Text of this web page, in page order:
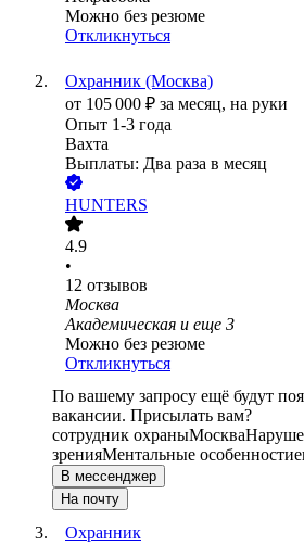
Можно без резюме
Откликнуться
Охранник (Москва)
от 105 000 ₽ за месяц, на руки
Опыт 1-3 года
Вахта
Выплаты: Два раза в месяц
HUNTERS
4.9
•
12 отзывов
Москва
Академическая и еще 3
Можно без резюме
Откликнуться
По вашему запросу ещё будут
вакансии. Присылать вам?
сотрудник охраныМосква
зренияМентальные особенности
В мессенджер
На почту
Охранник